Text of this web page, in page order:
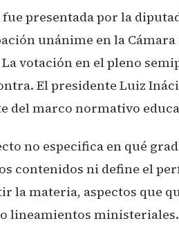
presentada por la
unánime en la
La votación en el pleno
El presidente Luiz
del marco normativo
no especifica en qué
contenidos ni define el
la materia, aspectos que
lineamientos ministeriales.